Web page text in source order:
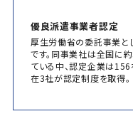
優良派遣事業者認定
厚生労働省の委託事業と
です。同事業社は全国に
ている中、認定企業は156
在3社が認定制度を取得。